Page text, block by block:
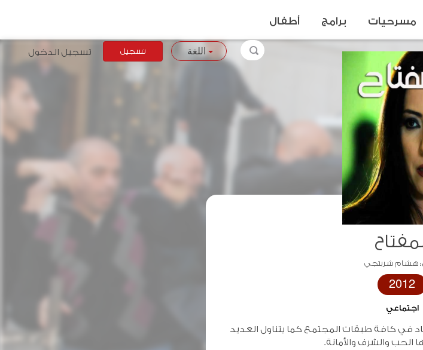
:هشام شربتجي
2012
اجتماعي
في كافة طبقات المجتمع كما يتناول العديد
الحب والشرف والأمانة.
مسرحيات برامج أطفال
اللغة تسجيل تسجيل الدخول